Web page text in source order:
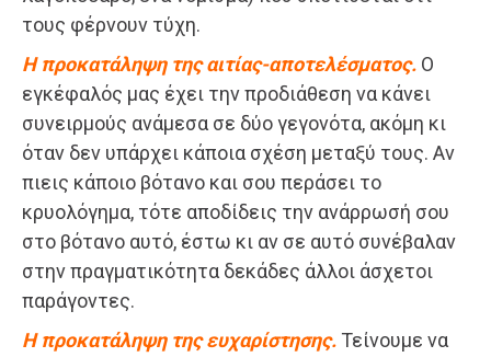
τους φέρνουν τύχη.
Η προκατάληψη της αιτίας-αποτελέσματος. Ο
εγκέφαλός μας έχει την προδιάθεση να κάνει
συνειρμούς ανάμεσα σε δύο γεγονότα, ακόμη κι
όταν δεν υπάρχει κάποια σχέση μεταξύ τους. Αν
πιεις κάποιο βότανο και σου περάσει το
κρυολόγημα, τότε αποδίδεις την ανάρρωσή σου
στο βότανο αυτό, έστω κι αν σε αυτό συνέβαλαν
στην πραγματικότητα δεκάδες άλλοι άσχετοι
παράγοντες.
Η προκατάληψη της ευχαρίστησης. Τείνουμε να